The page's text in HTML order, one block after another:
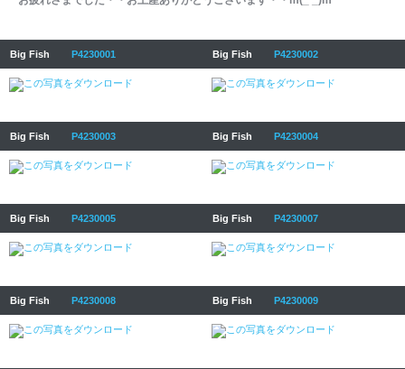
Big Fish P4230001 Big Fish P4230002
Big Fish P4230003 Big Fish P4230004
Big Fish P4230005 Big Fish P4230007
Big Fish P4230008 Big Fish P4230009